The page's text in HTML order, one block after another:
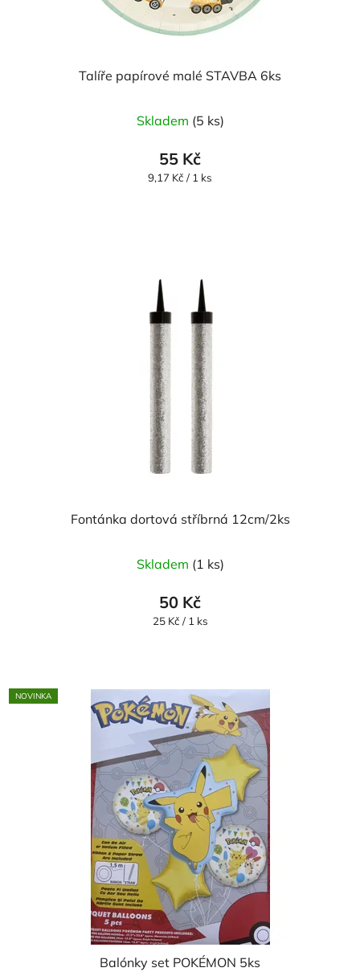
Talíře papírové malé STAVBA 6ks
Skladem (5 ks)
55 Kč
Měrná
9,17 Kč / 1 ks
Fontánka dortová stříbrná 12cm/2ks
Skladem (1 ks)
50 Kč
Měrná
25 Kč / 1 ks
NOVINKA
Balónky set POKÉMON 5ks